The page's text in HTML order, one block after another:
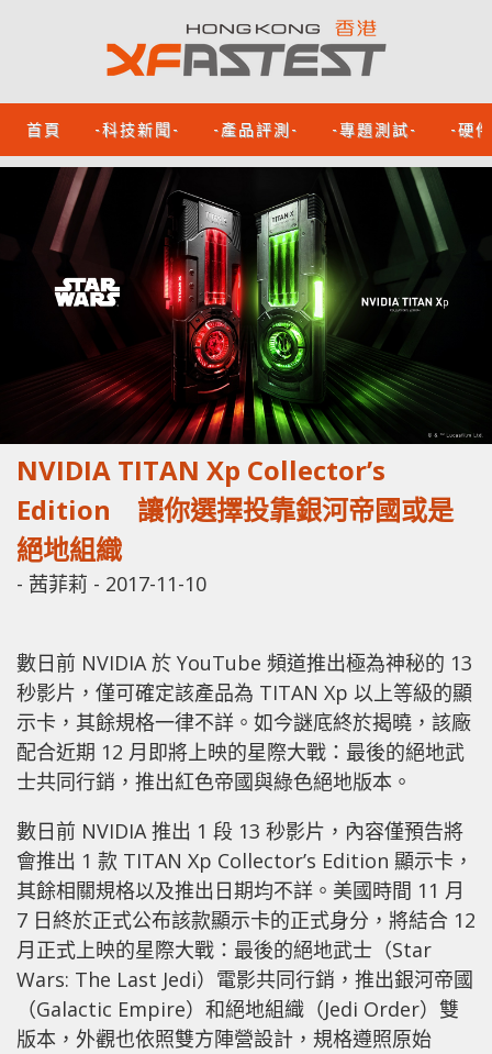
首頁 -科技新聞- -產品評測- -專題測試- -硬
NVIDIA TITAN Xp Collector’s
Edition 讓你選擇投靠銀河帝國或是
絕地組織
- 茜菲莉 - 2017-11-10
數日前 NVIDIA 於 YouTube 頻道推出極為神秘的 13
秒影片，僅可確定該產品為 TITAN Xp 以上等級的顯
示卡，其餘規格一律不詳。如今謎底終於揭曉，該廠
配合近期 12 月即將上映的星際大戰：最後的絕地武
士共同行銷，推出紅色帝國與綠色絕地版本。
數日前 NVIDIA 推出 1 段 13 秒影片，內容僅預告將
會推出 1 款 TITAN Xp Collector’s Edition 顯示卡，
其餘相關規格以及推出日期均不詳。美國時間 11 月
7 日終於正式公布該款顯示卡的正式身分，將結合 12
月正式上映的星際大戰：最後的絕地武士（Star
Wars: The Last Jedi）電影共同行銷，推出銀河帝國
（Galactic Empire）和絕地組織（Jedi Order）雙
版本，外觀也依照雙方陣營設計，規格遵照原始